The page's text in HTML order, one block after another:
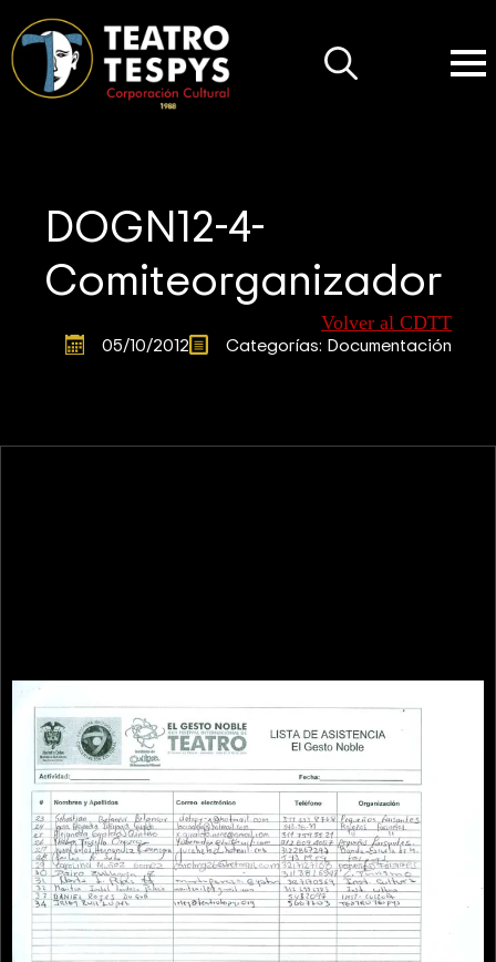
DOGN12-4-
Comiteorganizador
Volver al CDTT
05/10/2012 Categorías: Documentación